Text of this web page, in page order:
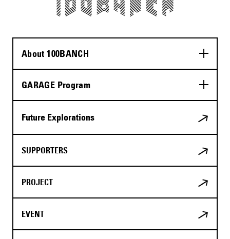
About 100BANCH
GARAGE Program
Future Explorations
SUPPORTERS
PROJECT
EVENT